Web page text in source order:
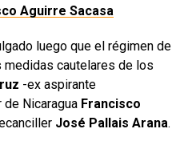
Aguirre Sacasa
luego que el régimen de
cautelares de los
-ex aspirante
Nicaragua Francisco
José Pallais Arana.